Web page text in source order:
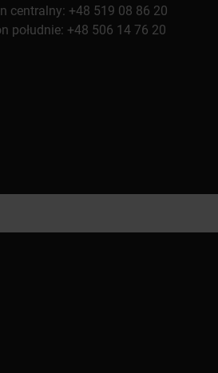
centralny: +48 519 08 86 20
południe: +48 506 14 76 20